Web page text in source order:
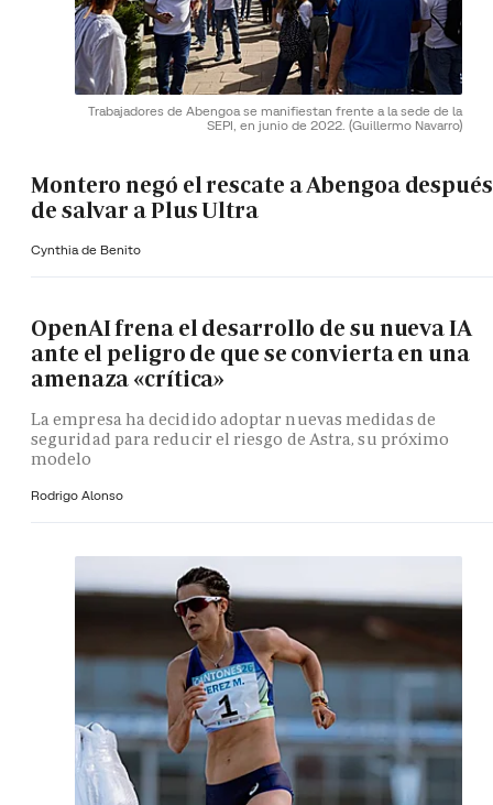
Trabajadores de Abengoa se manifiestan frente a la sede de la
SEPI, en junio de 2022. (Guillermo Navarro)
Montero negó el rescate a Abengoa después
de salvar a Plus Ultra
Cynthia de Benito
OpenAI frena el desarrollo de su nueva IA
ante el peligro de que se convierta en una
amenaza «crítica»
La empresa ha decidido adoptar nuevas medidas de
seguridad para reducir el riesgo de Astra, su próximo
modelo
Rodrigo Alonso